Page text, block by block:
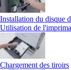
Installation du disque
Utilisation de
Chargement des tiroirs